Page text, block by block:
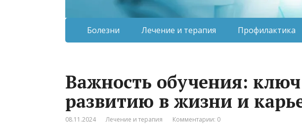
Болезни Лечение и терапия Профилактика
Важность обучения:
развитию в жизни и
08.11.2024 Лечение и терапия Комментарии: 0